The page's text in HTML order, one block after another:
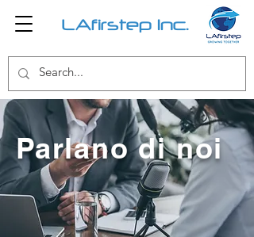
LAfirstep Inc.
Parlano di noi